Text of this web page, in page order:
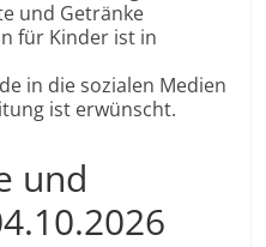
und Getränke
für Kinder ist in
in die sozialen Medien
ist erwünscht.
und